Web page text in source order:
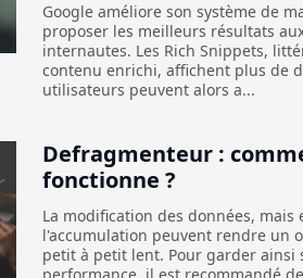
Google améliore son système de
proposer les meilleurs résultats
internautes. Les Rich Snippets,
contenu enrichi, affichent plus de
utilisateurs peuvent alors a...
Defragmenteur :
fonctionne ?
La modification des données, mais
l'accumulation peuvent rendre un
petit à petit lent. Pour garder ainsi